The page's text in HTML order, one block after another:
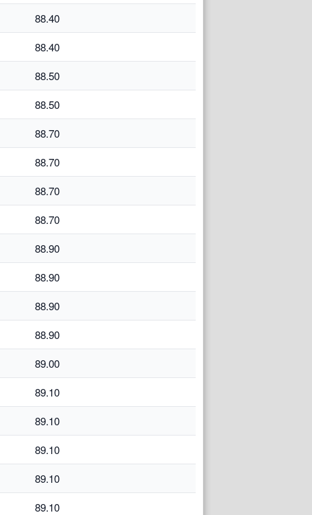
88.40
88.40
88.50
88.50
88.70
88.70
88.70
88.70
88.90
88.90
88.90
88.90
89.00
89.10
89.10
89.10
89.10
89.10